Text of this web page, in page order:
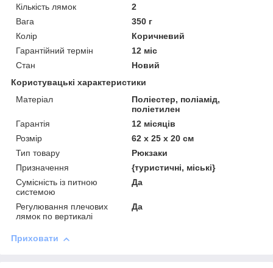
Кількість лямок
2
Вага
350 г
Колір
Коричневий
Гарантійний термін
12 міс
Стан
Новий
Користувацькі характеристики
Матеріал
Поліестер, поліамід,
поліетилен
Гарантія
12 місяців
Розмір
62 х 25 х 20 см
Тип товару
Рюкзаки
Призначення
{туристичні, міські}
Сумісність із питною
системою
Да
Регулювання плечових
лямок по вертикалі
Да
Приховати